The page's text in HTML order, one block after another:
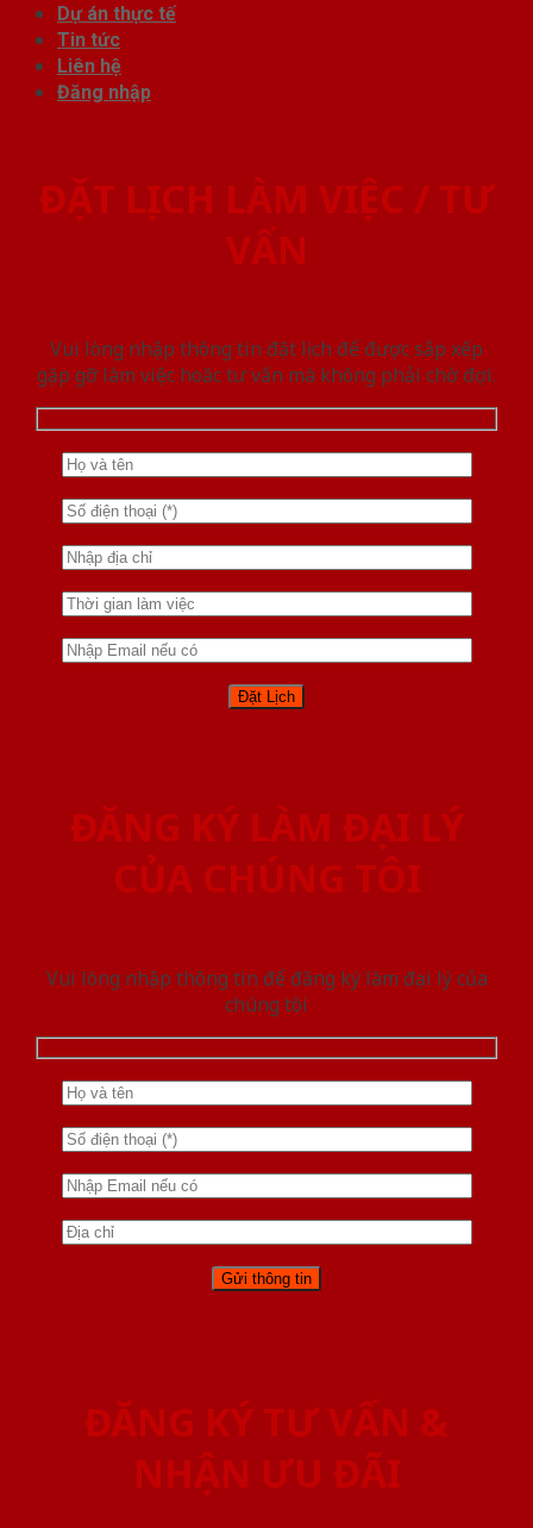
Dự án thực tế
Tin tức
Liên hệ
Đăng nhập
ĐẶT LỊCH LÀM VIỆC / TƯ
VẤN
Vui lòng nhập thông tin đặt lịch để được sắp xếp
gặp gỡ làm việc hoăc tư vấn mà không phải chờ đợi.
ĐĂNG KÝ LÀM ĐẠI LÝ
CỦA CHÚNG TÔI
Vui lòng nhập thông tin để đăng ký làm đại lý của
chúng tôi
ĐĂNG KÝ TƯ VẤN &
NHẬN ƯU ĐÃI